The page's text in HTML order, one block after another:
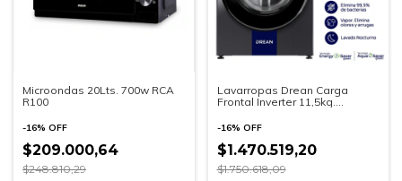
Microondas 20Lts. 700w RCA
R100
-16% OFF
$209.000,64
$248.810,29
Lavarropas Drean Carga
Frontal Inverter 11,5kg.
-16% OFF
$1.470.519,20
$1.750.618,09